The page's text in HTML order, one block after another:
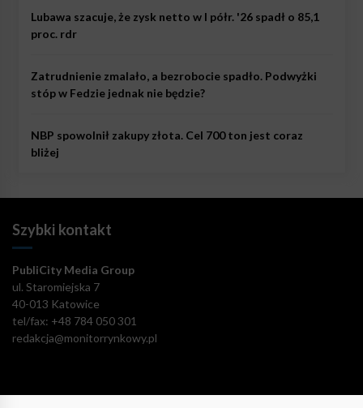
Lubawa szacuje, że zysk netto w I półr. '26 spadł o 85,1
proc. rdr
Zatrudnienie zmalało, a bezrobocie spadło. Podwyżki
stóp w Fedzie jednak nie będzie?
NBP spowolnił zakupy złota. Cel 700 ton jest coraz
bliżej
Szybki kontakt
PubliCity Media Group
ul. Staromiejska 7
40-013 Katowice
tel/fax: +48 784 050 301
redakcja@monitorrynkowy.pl